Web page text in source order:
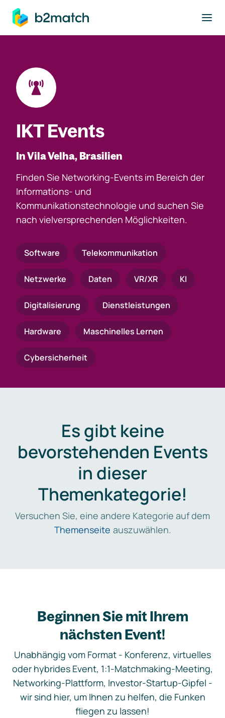
springen
IKT Events
In Vila Velha, Brasilien
Finden Sie Networking-Events im Bereich der
Informations- und
Kommunikationstechnologie und suchen Sie
nach vielversprechenden Möglichkeiten.
Software Telekommunikation
Netzwerke Daten VR/XR KI
Digitalisierung Dienstleistungen
Hardware Maschinelles Lernen
Cybersicherheit
Es gibt keine
bevorstehenden Events
in dieser
Themenkategorie!
Versuchen Sie, eine andere Kategorie auf dem
Themenseite auszuwählen.
Beginnen Sie mit Ihrem
nächsten Event!
Unabhängig vom Format - Konferenz, virtuelles
oder hybrides Event, 1:1-Matchmaking-Meeting,
Networking-Plattform, Investor-Startup-Gipfel -
wir sind hier, um Ihnen zu helfen, die Funken
fliegen zu lassen!